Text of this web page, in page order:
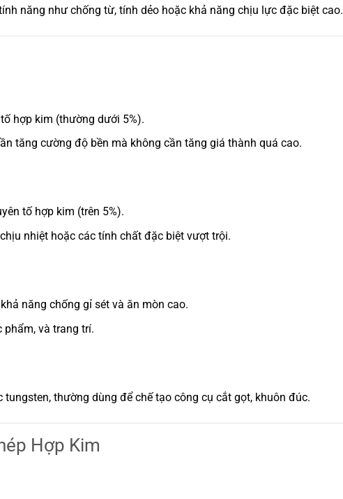
năng như chống từ, tính dẻo hoặc khả năng chịu lực đặc biệt cao.
hợp kim (thường dưới 5%).
tăng cường độ bền mà không cần tăng giá thành quá cao.
tố hợp kim (trên 5%).
nhiệt hoặc các tính chất đặc biệt vượt trội.
khả năng chống gỉ sét và ăn mòn cao.
và trang trí.
tungsten, thường dùng để chế tạo công cụ cắt gọt, khuôn đúc.
Hợp Kim